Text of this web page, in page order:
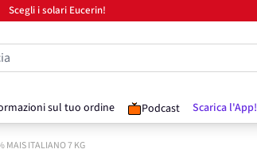
Scegli i solari Eucerin!
sul tuo ordine Podcast Scarica l'App!
MAIS ITALIANO 7 KG